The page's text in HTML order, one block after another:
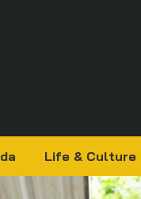
Life & Culture